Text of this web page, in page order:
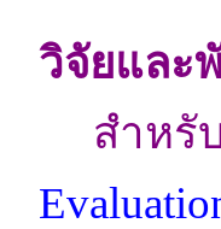
วิจัยและ
สำหรับ